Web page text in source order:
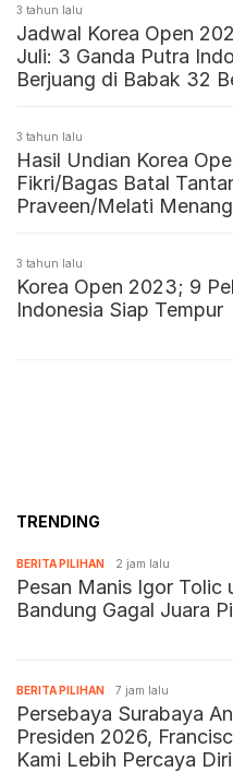
3 tahun lalu
Jadwal Korea Open
Juli: 3 Ganda Putra
Berjuang di Babak 32
3 tahun lalu
Hasil Undian Korea
Fikri/Bagas Batal
Praveen/Melati
3 tahun lalu
Korea Open 2023; 9
Indonesia Siap Tempur
TRENDING
BERITA PILIHAN 2 jam lalu
Pesan Manis Igor Tolic
Bandung Gagal Juara
BERITA PILIHAN 7 jam lalu
Persebaya Surabaya
Presiden 2026,
Kami Lebih Percaya Diri